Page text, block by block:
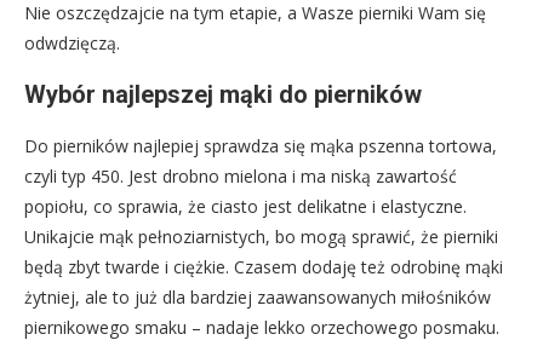
Nie oszczędzajcie na tym etapie, a Wasze pierniki Wam się
odwdzięczą.
Wybór najlepszej mąki do pierników
Do pierników najlepiej sprawdza się mąka pszenna tortowa,
czyli typ 450. Jest drobno mielona i ma niską zawartość
popiołu, co sprawia, że ciasto jest delikatne i elastyczne.
Unikajcie mąk pełnoziarnistych, bo mogą sprawić, że pierniki
będą zbyt twarde i ciężkie. Czasem dodaję też odrobinę mąki
żytniej, ale to już dla bardziej zaawansowanych miłośników
piernikowego smaku – nadaje lekko orzechowego posmaku.